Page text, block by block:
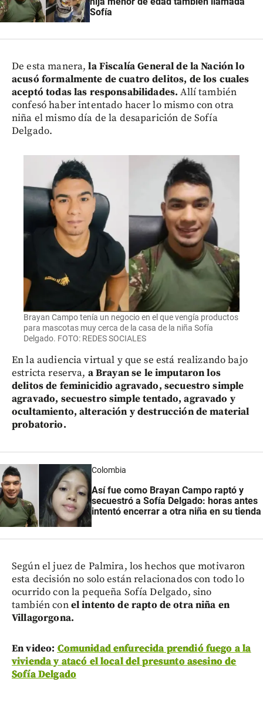
Sofía
De esta manera,la Fiscalía General de la Nación lo
acusó formalmente de cuatro delitos, de los cuales
aceptó todas las responsabilidades.Allí también
confesó haber intentado hacer lo mismo con otra
niña el mismo día de la desaparición de Sofía
Delgado.
Brayan Campo tenía un negocio en el que vengía productos
para mascotas muy cerca de la casa de la niña Sofía
Delgado. FOTO: REDES SOCIALES
En la audiencia virtual y que se está realizando bajo
estricta reserva, a Brayan se le imputaron los
delitos de feminicidio agravado, secuestro simple
agravado, secuestro simple tentado, agravado y
ocultamiento, alteración y destrucción de material
probatorio.
Colombia
Así fue como Brayan Campo raptó y
secuestró a Sofía Delgado: horas antes
intentó encerrar a otra niña en su tienda
Según el juez de Palmira, los hechos que motivaron
esta decisión no solo están relacionados con todo lo
ocurrido con la pequeña Sofía Delgado, sino
también conel intento de rapto de otra niña en
Villagorgona.
En video: Comunidad enfurecida prendió fuego a la
vivienda y atacó el local del presunto asesino de
Sofía Delgado